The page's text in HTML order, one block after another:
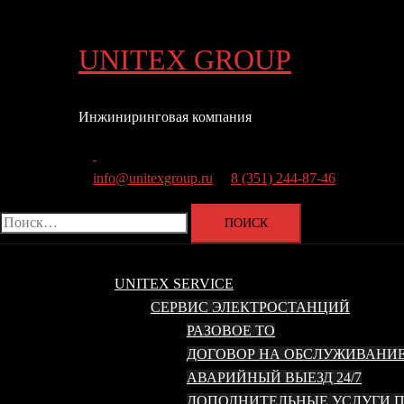
содержимомуUNITEX GROUP
Инжиниринговая компания
info@unitexgroup.ru
8 (351) 244-87-46
Найти:
UNITEX SERVICE
СЕРВИС ЭЛЕКТРОСТАНЦИЙ
РАЗОВОЕ ТО
ДОГОВОР НА
АВАРИЙНЫЙ ВЫЕЗД 24/7
ДОПОЛНИТЕЛЬНЫЕ УСЛУГИ